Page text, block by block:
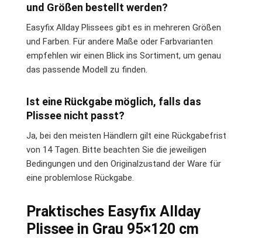
und Größen bestellt werden?
Easyfix Allday Plissees gibt es in mehreren Größen
und Farben. Für andere Maße oder Farbvarianten
empfehlen wir einen Blick ins Sortiment, um genau
das passende Modell zu finden.
Ist eine Rückgabe möglich, falls das
Plissee nicht passt?
Ja, bei den meisten Händlern gilt eine Rückgabefrist
von 14 Tagen. Bitte beachten Sie die jeweiligen
Bedingungen und den Originalzustand der Ware für
eine problemlose Rückgabe.
Praktisches Easyfix Allday
Plissee in Grau 95×120 cm